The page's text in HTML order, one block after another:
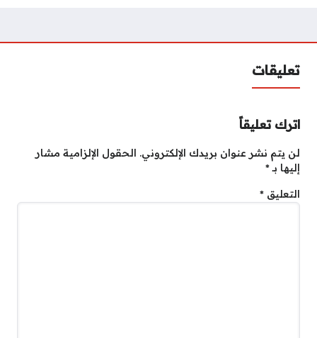
تعليقات
اترك تعليقاً
لن يتم نشر عنوان بريدك الإلكتروني. الحقول الإلزامية مشار
إليها بـ*
التعليق *